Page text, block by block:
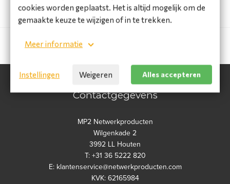
Bestel
Contactgegevens
MP2 Netwerkproducten
Wilgenkade 2
3992 LL Houten
T: +31 36 5222 820
E: klantenservice@netwerkproducten.com
KVK: 62165984
cookies worden geplaatst. Het is altijd mogelijk om de
gemaakte keuze te wijzigen of in te trekken.
Meer informatie
Instellingen Weigeren Alles accepteren